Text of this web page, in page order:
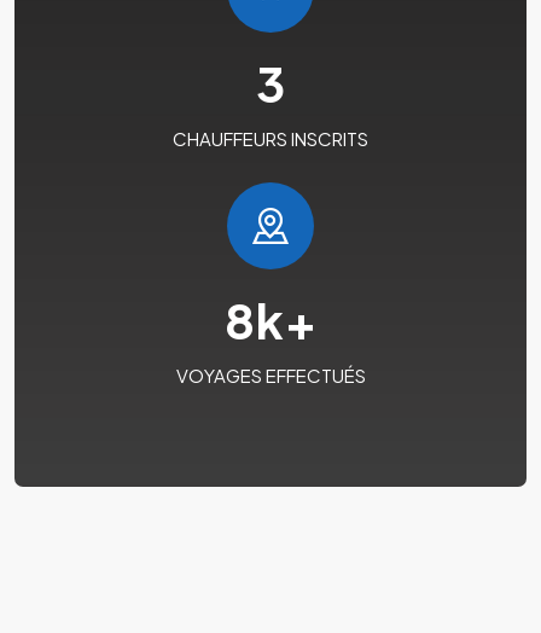
3
CHAUFFEURS INSCRITS
8k+
VOYAGES EFFECTUÉS